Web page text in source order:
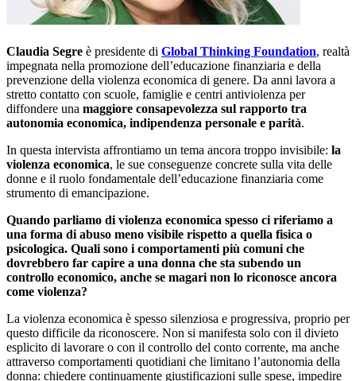
Claudia Segre è presidente di Global Thinking Foundation, realtà
impegnata nella promozione dell’educazione finanziaria e della
prevenzione della violenza economica di genere. Da anni lavora a
stretto contatto con scuole, famiglie e centri antiviolenza per
diffondere una maggiore consapevolezza sul rapporto tra
autonomia economica, indipendenza personale e parità.
In questa intervista affrontiamo un tema ancora troppo invisibile: la
violenza economica, le sue conseguenze concrete sulla vita delle
donne e il ruolo fondamentale dell’educazione finanziaria come
strumento di emancipazione.
Quando parliamo di violenza economica spesso ci riferiamo a
una forma di abuso meno visibile rispetto a quella fisica o
psicologica. Quali sono i comportamenti più comuni che
dovrebbero far capire a una donna che sta subendo un
controllo economico, anche se magari non lo riconosce ancora
come violenza?
La violenza economica è spesso silenziosa e progressiva, proprio per
questo difficile da riconoscere. Non si manifesta solo con il divieto
esplicito di lavorare o con il controllo del conto corrente, ma anche
attraverso comportamenti quotidiani che limitano l’autonomia della
donna: chiedere continuamente giustificazioni sulle spese, impedire